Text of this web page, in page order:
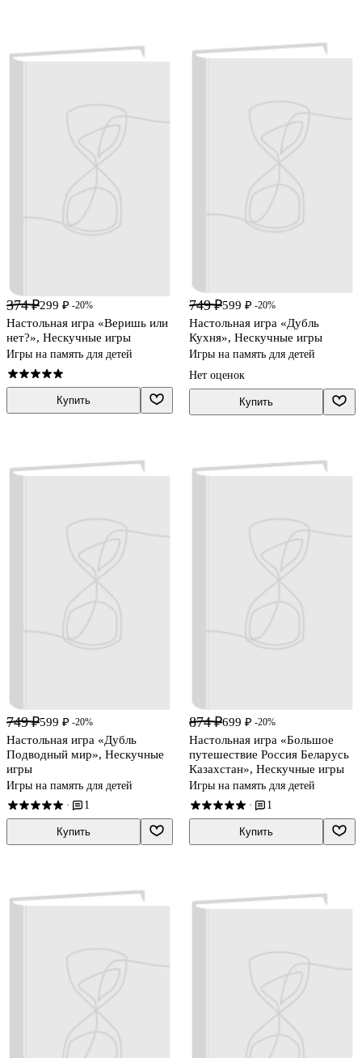
374 ₽299 ₽ -20%
Настольная игра «Веришь или
нет?», Нескучные игры
Игры на память для детей
Купить
749 ₽599 ₽ -20%
Настольная игра «Дубль
Кухня», Нескучные игры
Игры на память для детей
Нет оценок
Купить
749 ₽599 ₽ -20%
Настольная игра «Дубль
Подводный мир», Нескучные
игры
Игры на память для детей
· 1
Купить
874 ₽699 ₽ -20%
Настольная игра «Большое
путешествие Россия Беларусь
Казахстан», Нескучные игры
Игры на память для детей
· 1
Купить